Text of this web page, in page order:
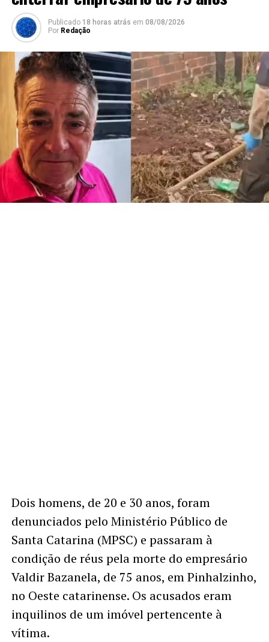
Publicado 18 horas atrás em 08/08/2026
Por Redação
Dois homens, de 20 e 30 anos, foram
denunciados pelo Ministério Público de
Santa Catarina (MPSC) e passaram à
condição de réus pela morte do empresário
Valdir Bazanela, de 75 anos, em Pinhalzinho,
no Oeste catarinense. Os acusados eram
inquilinos de um imóvel pertencente à
vítima.